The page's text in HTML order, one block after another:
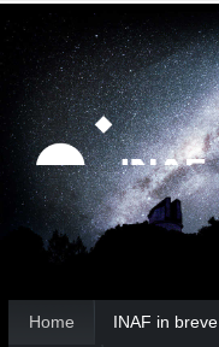
Strumenti
personali
Salta
contenuti.
|
Salta
alla
navigazione
Ricerca
avanzata…
Home INAF in breve